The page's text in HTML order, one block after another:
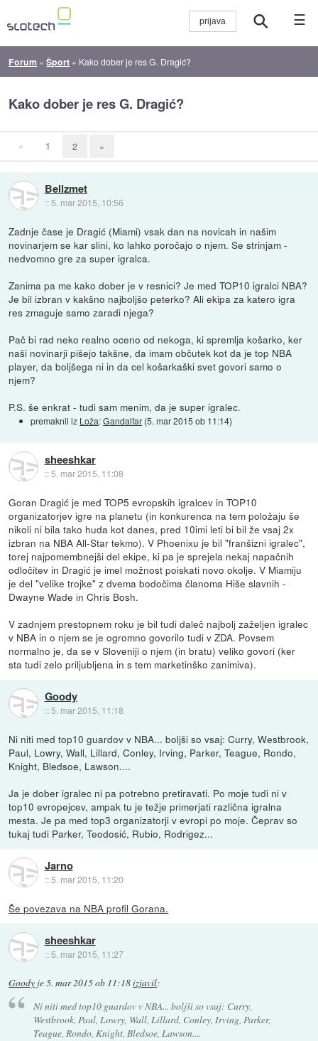
☰
Forum »Šport » Kako dober je res G. Dragić?
Kako dober je res G. Dragić?
« 1 2 »
Bellzmet
:: 5. mar 2015, 10:56
Zadnje čase je Dragić (Miami) vsak dan na novicah in našim
novinarjem se kar slini, ko lahko poročajo o njem. Se strinjam -
nedvomno gre za super igralca.
Zanima pa me kako dober je v resnici? Je med TOP10 igralci NBA?
Je bil izbran v kakšno najboljšo peterko? Ali ekipa za katero igra
res zmaguje samo zaradi njega?
Pač bi rad neko realno oceno od nekoga, ki spremlja košarko, ker
naši novinarji pišejo takšne, da imam občutek kot da je top NBA
player, da boljšega ni in da cel košarkaški svet govori samo o
njem?
P.S. še enkrat - tudi sam menim, da je super igralec.
premaknil iz Loža:Gandalfar (5. mar 2015 ob 11:14)
sheeshkar
::5. mar 2015, 11:08
Goran Dragić je med TOP5 evropskih igralcev in TOP10
organizatorjev igre na planetu (in konkurenca na tem položaju še
nikoli ni bila tako huda kot danes, pred 10imi leti bi bil že vsaj 2x
izbran na NBA All-Star tekmo). V Phoenixu je bil "franšizni igralec",
torej najpomembnejši del ekipe, ki pa je sprejela nekaj napačnih
odločitev in Dragić je imel možnost poiskati novo okolje. V Miamiju
je del "velike trojke" z dvema bodočima članoma Hiše slavnih -
Dwayne Wade in Chris Bosh.
V zadnjem prestopnem roku je bil tudi daleč najbolj zaželjen igralec
v NBA in o njem se je ogromno govorilo tudi v ZDA. Povsem
normalno je, da se v Sloveniji o njem (in bratu) veliko govori (ker
sta tudi zelo priljubljena in s tem marketinško zanimiva).
Goody
:: 5. mar 2015, 11:18
Ni niti med top10 guardov v NBA... boljši so vsaj: Curry, Westbrook,
Paul, Lowry, Wall, Lillard, Conley, Irving, Parker, Teague, Rondo,
Knight, Bledsoe, Lawson....
Ja je dober igralec ni pa potrebno pretiravati. Po moje tudi ni v
top10 evropejcev, ampak tu je težje primerjati različna igralna
mesta. Je pa med top3 organizatorji v evropi po moje. Čeprav so
tukaj tudi Parker, Teodosić, Rubio, Rodrigez...
Jarno
::5. mar 2015, 11:20
Še povezava na NBA profil Gorana.
sheeshkar
:: 5. mar 2015, 11:27
Goody je5. mar 2015 ob 11:18izjavil:
Ni niti med top10 guardov v NBA... boljši so vsaj: Curry,
Westbrook, Paul, Lowry, Wall, Lillard, Conley, Irving, Parker,
Teague, Rondo, Knight, Bledsoe, Lawson....